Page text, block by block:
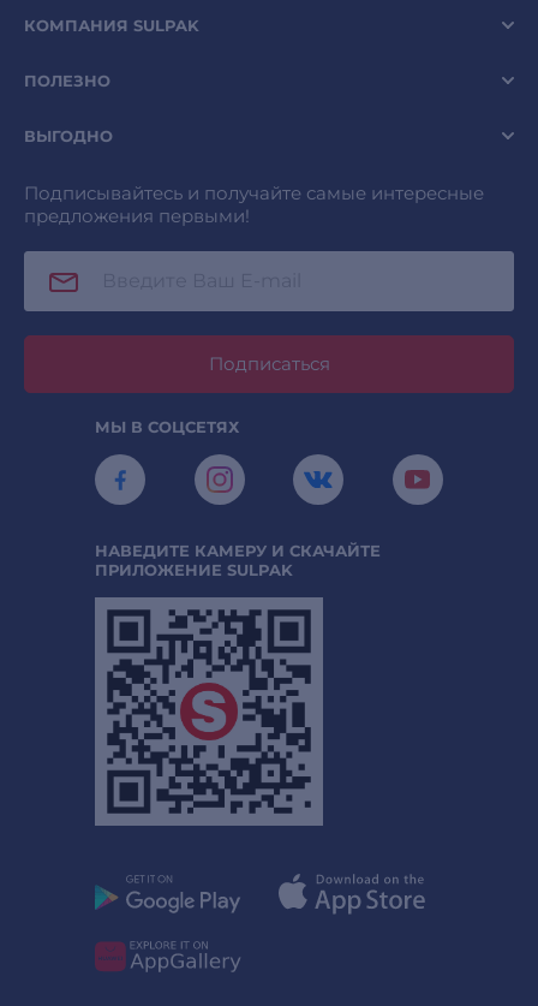
КОМПАНИЯ SULPAK
ПОЛЕЗНО
ВЫГОДНО
Подписывайтесь и получайте самые интересные
предложения первыми!
Подписаться
МЫ В СОЦСЕТЯХ
НАВЕДИТЕ КАМЕРУ И СКАЧАЙТЕ
ПРИЛОЖЕНИЕ SULPAK